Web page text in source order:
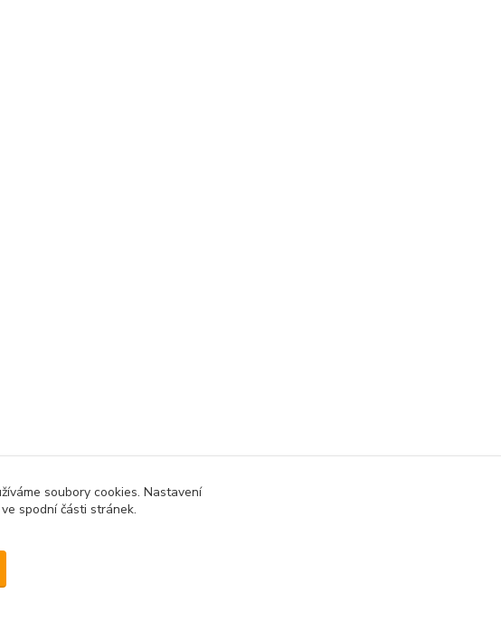
soubory cookies. Nastavení
spodní části stránek.